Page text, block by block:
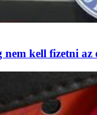
nem kell fizetni